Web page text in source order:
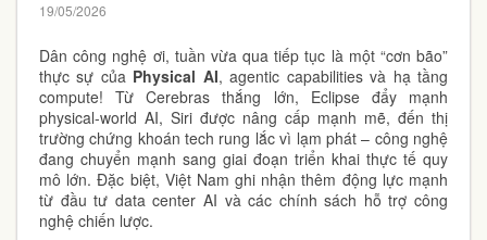
19/05/2026
Dân công nghệ ơi, tuần vừa qua tiếp tục là một “cơn bão”
thực sự của Physical AI, agentic capabilities và hạ tầng
compute! Từ Cerebras thắng lớn, Eclipse đẩy mạnh
physical-world AI, Siri được nâng cấp mạnh mẽ, đến thị
trường chứng khoán tech rung lắc vì lạm phát – công nghệ
đang chuyển mạnh sang giai đoạn triển khai thực tế quy
mô lớn. Đặc biệt, Việt Nam ghi nhận thêm động lực mạnh
từ đầu tư data center AI và các chính sách hỗ trợ công
nghệ chiến lược.